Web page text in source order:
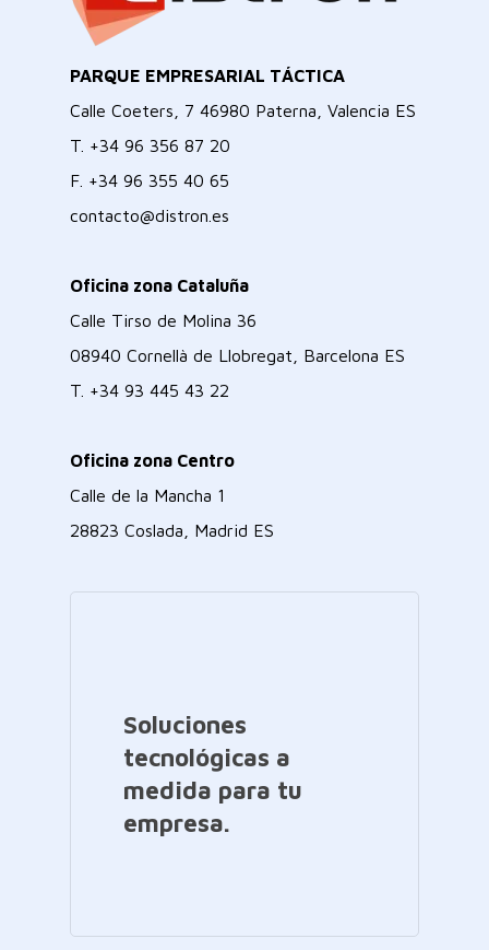
PARQUE EMPRESARIAL TÁCTICA
Calle Coeters, 7 46980 Paterna, Valencia ES
T. +34 96 356 87 20
F. +34 96 355 40 65
contacto@distron.es
Oficina zona Cataluña
Calle Tirso de Molina 36
08940 Cornellà de Llobregat, Barcelona ES
T. +34 93 445 43 22
Oficina zona Centro
Calle de la Mancha 1
28823 Coslada, Madrid ES
Soluciones
tecnológicas a
medida para tu
empresa.